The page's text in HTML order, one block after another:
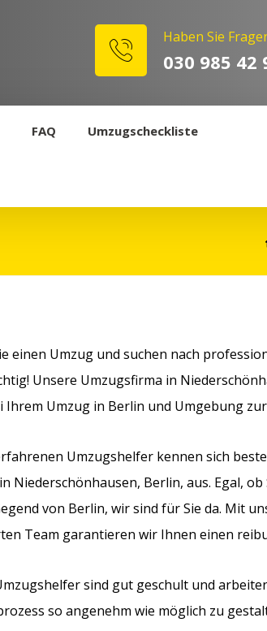
Haben Sie
030 985 42
FAQ Umzugscheckliste
einen Umzug und suchen nach
Unsere Umzugsfirma in
Ihrem Umzug in Berlin und Umgebung
Umzugshelfer kennen sich
Niederschönhausen, Berlin, aus. Egal,
von Berlin, wir sind für Sie da. Mit
Team garantieren wir Ihnen einen
sind gut geschult und
so angenehm wie möglich zu